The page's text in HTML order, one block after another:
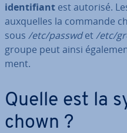
iden­ti­fiant est autorisé.
aux­quelles la commande
sous /etc/passwdet/etc/
groupe peut ainsi
ment.
Quelle est la
chown ?